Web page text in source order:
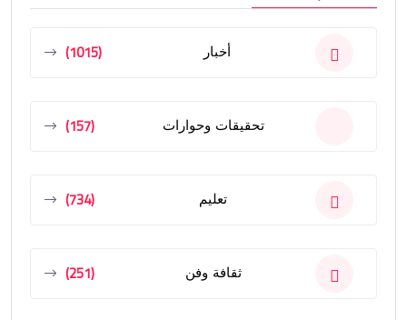
أخبار (1015)
تحقيقات وحوارات (157)
تعليم (734)
ثقافة وفن (251)